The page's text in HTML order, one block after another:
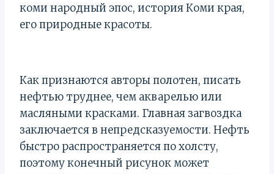
коми народный эпос, история Коми края,
его природные красоты.
Как признаются авторы полотен, писать
нефтью труднее, чем акварелью или
масляными красками. Главная загвоздка
заключается в непредсказуемости. Нефть
быстро распространяется по холсту,
поэтому конечный рисунок может